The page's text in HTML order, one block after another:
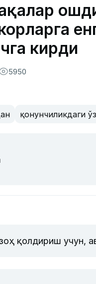
кирди
5950
қонунчиликдаги
қолдириш учун,